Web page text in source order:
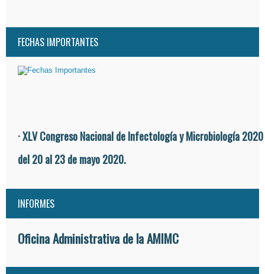
FECHAS IMPORTANTES
· XLV Congreso Nacional de Infectología y Microbiología 2020
del 20 al 23 de mayo 2020.
INFORMES
Oficina Administrativa de la AMIMC